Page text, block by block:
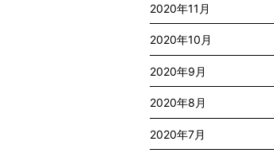
2020年11月
2020年10月
2020年9月
2020年8月
2020年7月